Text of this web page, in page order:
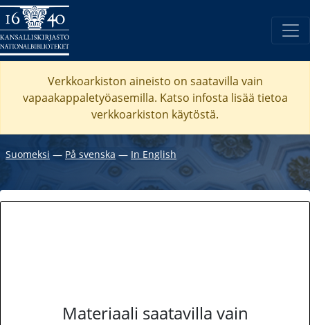
Verkkoarkiston aineisto on saatavilla vain
vapaakappaletyöasemilla. Katso infosta lisää tietoa
verkkoarkiston käytöstä.
Suomeksi ― På svenska ― In English
Materiaali saatavilla vain